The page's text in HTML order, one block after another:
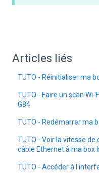
Articles liés
TUTO - Réinitialiser ma
TUTO - Faire un scan
G84
TUTO - Redémarrer ma
TUTO - Voir la vitesse
câble Ethernet à ma box
TUTO - Accéder à